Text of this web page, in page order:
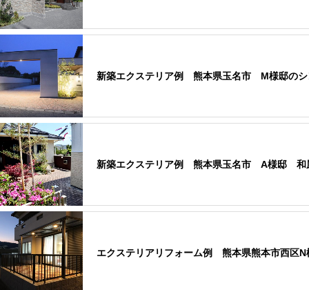
新築エクステリア例 熊本県玉名市 M様邸の
新築エクステリア例 熊本県玉名市 A様邸
エクステリアリフォーム例 熊本県熊本市西区